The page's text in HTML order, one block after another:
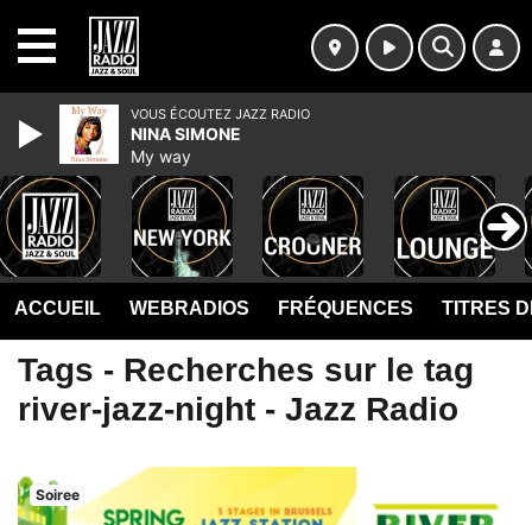
ACCUEIL WEBRADIOS FRÉQUENCES TITRES
Tags - Recherches sur le tag
river-jazz-night - Jazz Radio
Soiree
VOUS ÉCOUTEZ JAZZ RADIO
NINA SIMONE
My way